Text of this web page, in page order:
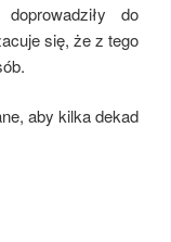
do
się, że z tego
aby kilka dekad